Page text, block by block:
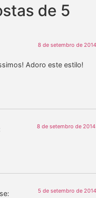
de 5
8 de setembro de
Adoro este estilo!
8 de setembro de
5 de setembro de